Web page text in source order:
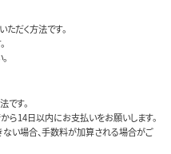
だく方法です。
です。
ら14日以内にお支払いをお願いします。
い場合、手数料が加算される場合がご